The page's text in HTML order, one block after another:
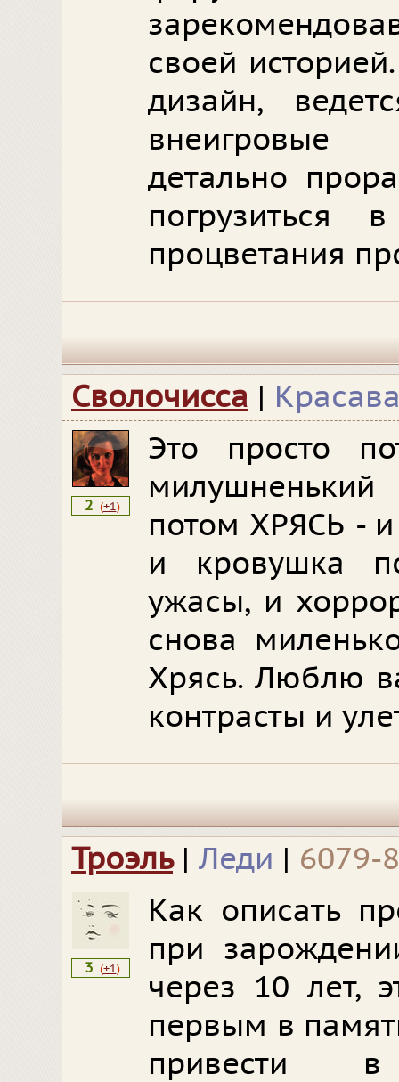
своей
дизайн,
детально
погрузиться
процветания
Сволочисса |
2 (+1)
Это просто
потом ХРЯСЬ - и
и кровушка
ужасы, и
снова
Хрясь. Люблю
контрасты и
Троэль | Леди | 6079-
3 (+1)
Как описать
при
через 10 лет,
первым в
привести